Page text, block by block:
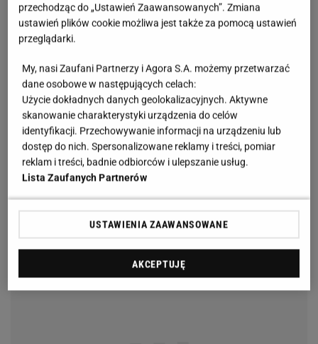
przechodząc do „Ustawień Zaawansowanych”. Zmiana
ustawień plików cookie możliwa jest także za pomocą ustawień
przeglądarki.
My, nasi Zaufani Partnerzy i Agora S.A. możemy przetwarzać
dane osobowe w następujących celach:
Użycie dokładnych danych geolokalizacyjnych. Aktywne
skanowanie charakterystyki urządzenia do celów
identyfikacji. Przechowywanie informacji na urządzeniu lub
dostęp do nich. Spersonalizowane reklamy i treści, pomiar
reklam i treści, badnie odbiorców i ulepszanie usług.
Lista Zaufanych Partnerów
USTAWIENIA ZAAWANSOWANE
AKCEPTUJĘ